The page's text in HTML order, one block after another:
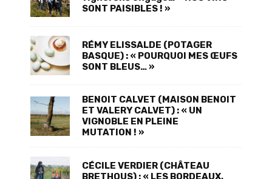
SONT PAISIBLES ! »
RÉMY ELISSALDE (POTAGER
BASQUE) : « POURQUOI MES ŒUFS
SONT BLEUS… »
BENOIT CALVET (MAISON BENOIT
ET VALERY CALVET) : « UN
VIGNOBLE EN PLEINE
MUTATION ! »
CÉCILE VERDIER (CHÂTEAU
BRETHOUS) : « LES BORDEAUX,